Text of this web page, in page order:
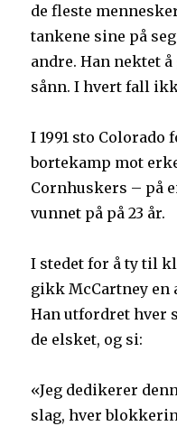
de fleste
tankene sine på
andre. Han nektet
sånn. I hvert fall
I 1991 sto Colorado
bortekamp mot
Cornhuskers – på
vunnet på på 23 år.
I stedet for å ty til
gikk McCartney en
Han utfordret hver
de elsket, og si:
«Jeg dedikerer
slag, hver